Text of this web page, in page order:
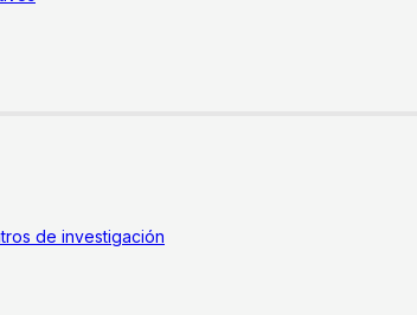
de investigación